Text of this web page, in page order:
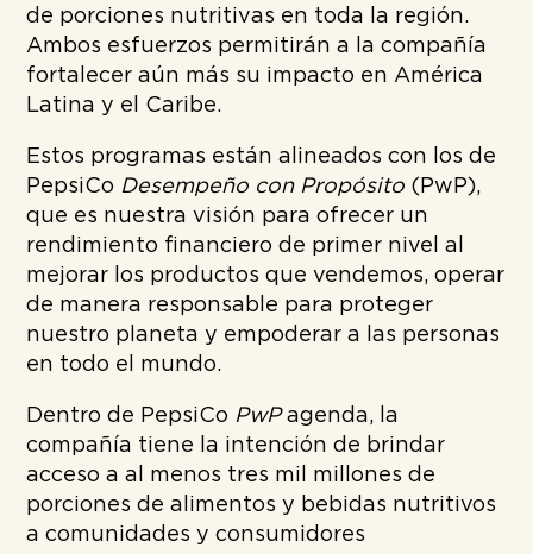
de porciones nutritivas en toda la región.
Ambos esfuerzos permitirán a la compañía
fortalecer aún más su impacto en América
Latina y el Caribe.
Estos programas están alineados con los de
PepsiCo Desempeño con Propósito (PwP),
que es nuestra visión para ofrecer un
rendimiento financiero de primer nivel al
mejorar los productos que vendemos, operar
de manera responsable para proteger
nuestro planeta y empoderar a las personas
en todo el mundo.
Dentro de PepsiCo PwPagenda, la
compañía tiene la intención de brindar
acceso a al menos tres mil millones de
porciones de alimentos y bebidas nutritivos
a comunidades y consumidores